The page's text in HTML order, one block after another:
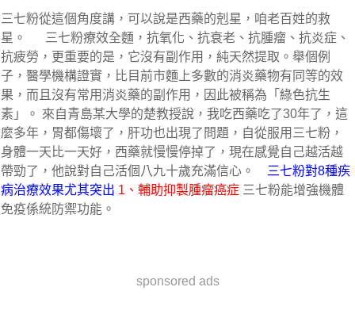
三七粉從這個角度講，可以說是西藥的剋星，咱老百姓的救
星。      三七粉療效全麵，抗氧化、抗衰老、抗腫瘤、抗炎症、
抗疲勞，更重要的是，它沒有副作用，純天然提取。舉個例
子，醫學機構證實，比目前市麵上多數的消炎藥物有同等的效
果，而且沒有常用消炎藥的副作用，因此被稱為「綠色抗生
素」。 來自青島某大學的楚教授說，我吃西藥吃了30年了，這
麼多年，胃都傷壞了，肝功也出現了問題，自從服用三七粉，
身體一天比一天好，西藥就慢慢停掉了，現在感覺自己越活越
帶勁了，他說對自己活個八九十歲充滿信心。
三七粉對8種疾
病治療效果尤其突出 1、輔助抑製腫瘤癌症 三七粉能增強機體
免疫係統防禦功能。
sponsored ads